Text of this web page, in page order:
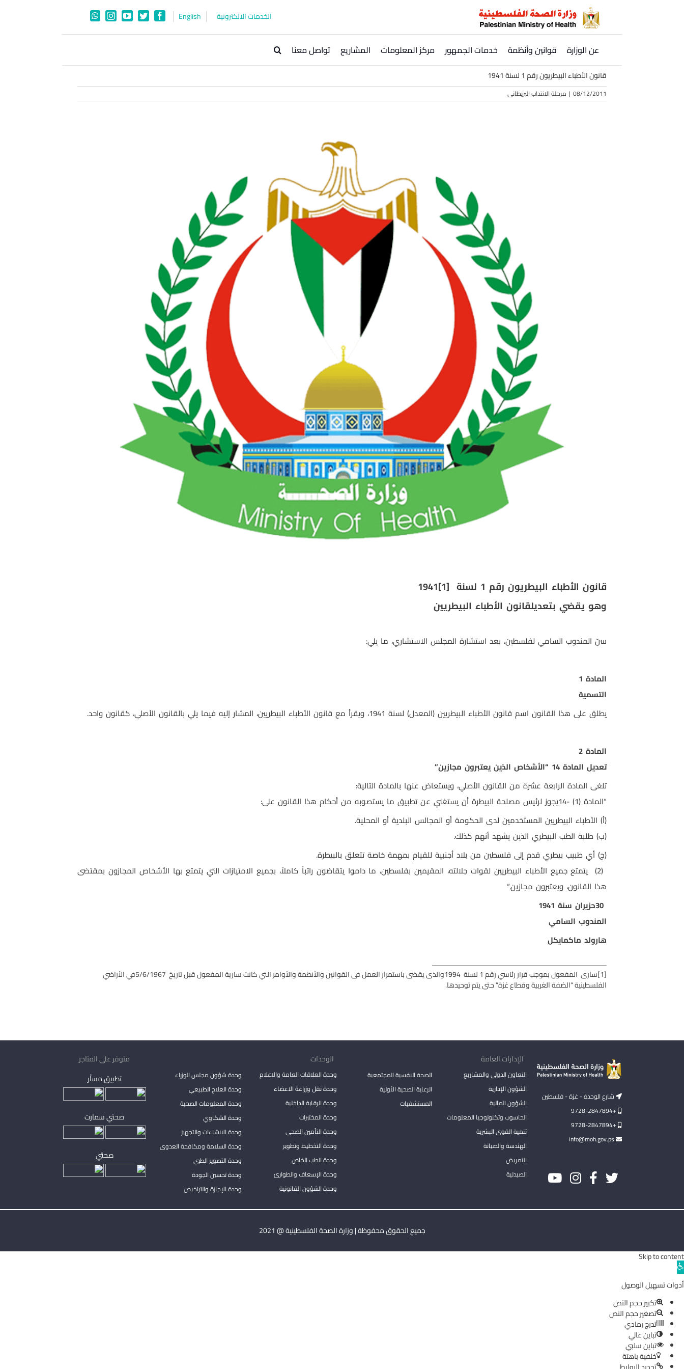
الخدمات الالكترونية English
Facebook
Twitter
YouTube
Instagram
WhatsApp
عن الوزارة قوانين وأنظمة خدمات الجمهور مركز المعلومات المشاريع تواصل معنا
قانون الأطباء البيطريون رقم 1 لسنة 1941
08/12/2011
| مرحلة الانتداب البريطانى
قانون الأطباء البيطريون رقم 1 لسنة [1]
1941
وهو يقضي بتعديلقانون الأطباء البيطريين
سنّ المندوب السامي لفلسطين، بعد استشارة المجلس الاستشاري، ما يلي:
المادة 1
التسمية
يطلق على هذا القانون اسم قانون الأطباء البيطريين (المعدل) لسنة 1941، ويقرأ مع قانون الأطباء البيطريين، المشار إليه فيما يلي بالقانون الأصلي، كقانون واحد
.
المادة 2
تعديل المادة 14 “الأشخاص الذين يعتبرون مجازين
”
تلغى المادة الرابعة عشرة من القانون الأصلي، ويستعاض عنها بالمادة التالية:
“المادة 14- (1)يجوز لرئيس مصلحة البيطرة أن يستغني عن تطبيق ما يستصوبه من أحكام هذا القانون على:
(أ) الأطباء البيطريين المستخدمين لدى الحكومة أو المجالس البلدية أو المحلية.
)ب) طلبة الطب البيطري الذين يشهد أنهم كذلك.
(ج) أي طبيب بيطري قدم إلى فلسطين من بلاد أجنبية للقيام بمهمة خاصة تتعلق بالبيطرة.
(2) يتمتع جميع الأطباء البيطريين لقوات جلالته، المقيمين بفلسطين، ما داموا يتقاضون راتباً كاملاً، بجميع الامتيازات التي يتمتع بها الأشخاص المجازون بمقتضى
هذا القانون، ويعتبرون مجازين“.
30حزيران سنة 1941
المندوب السامي
هارولد ماكمايكل
[1]سارى المفعول بموجب قرار رئاسي رقم 1 لسنة 1994والذى يقضى باستمرار العمل فى القوانين والأنظمة والأوامر التي كانت سارية المفعول قبل تاريخ 5/6/1967في الأراضي
الفلسطينية “الضفة الغربية وقطاع غزة” حتى يتم توحيدها.
شارع الوحدة - غزة - فلسطين
+9728-2847894
+9728-2847894
الإدارات العامة
التعاون الدولي والمشاريع
الشؤون الإدارية
الشؤون المالية
الحاسوب وتكنولوجيا المعلومات
تنمية القوى البشرية
الهندسة والصيانة
التمريض
الصيدلية
الصحة النفسية المجتمعية
الرعاية الصحية الأولية
المستشفيات
الوحدات
وحدة العلاقات العامة والاعلام
وحدة نقل وزراعة الاعضاء
وحدة الرقابة الداخلية
وحدة المختبرات
وحدة التأمين الصحي
وحدة التخطيط وتطوير
وحدة الطب الخاص
وحدة الإسعاف والطوارئ
وحدة الشؤون القانونية
وحدة شؤون مجلس الوزراء
وحدة العلاج الطبيعي
وحدة المعلومات الصحية
وحدة الشكاوي
وحدة الانشاءات والتجهيز
وحدة السلامة ومكافحة العدوى
وحدة التصوير الطبي
وحدة تحسين الجودة
وحدة الإجازة والتراخيص
متوفر على المتاجر
تطبيق مساْر
صحتي سمارت
صحتي
جميع الحقوق محفوظة | وزارة الصحة الفلسطينية @ 2021
Skip to content
Open
toolbar
أدوات تسهيل الوصول
تكبير حجم النص
تصغير حجم النص
تدرج رمادي
تباين عالي
تباين سلبي
خلفية باهتة